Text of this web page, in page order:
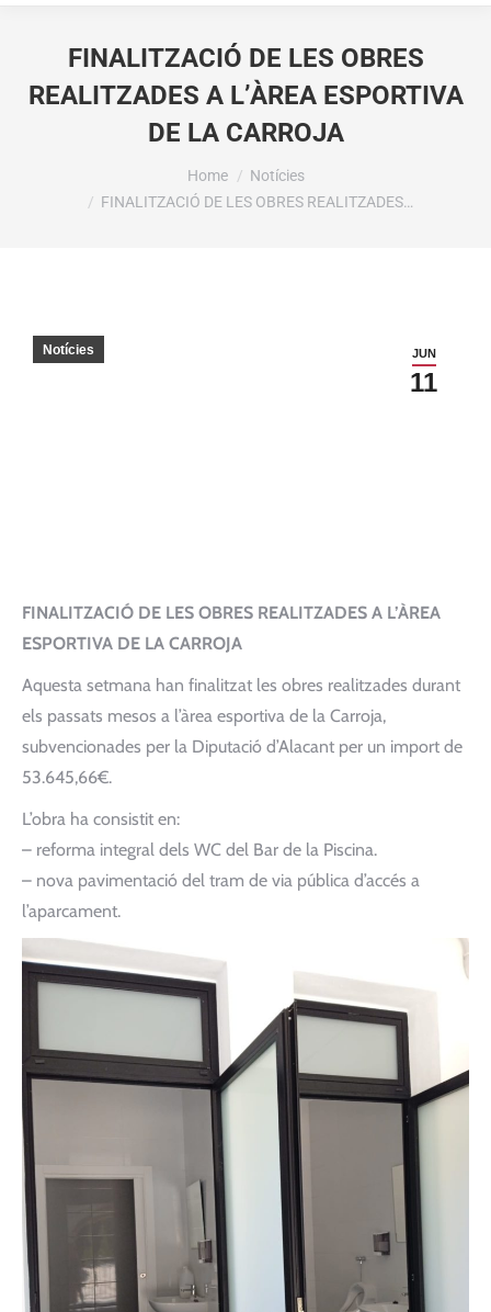
FINALITZACIÓ DE LES OBRES
REALITZADES A L’ÀREA ESPORTIVA
DE LA CARROJA
Home
Notícies
FINALITZACIÓ DE LES OBRES REALITZADES…
JUN
11
Notícies
FINALITZACIÓ DE LES OBRES REALITZADES A L’ÀREA
ESPORTIVA DE LA CARROJA
Aquesta setmana han finalitzat les obres realitzades durant
els passats mesos a l’àrea esportiva de la Carroja,
subvencionades per la Diputació d’Alacant per un import de
53.645,66€.
L’obra ha consistit en:
– reforma integral dels WC del Bar de la Piscina.
– nova pavimentació del tram de via pública d’accés a
l’aparcament.